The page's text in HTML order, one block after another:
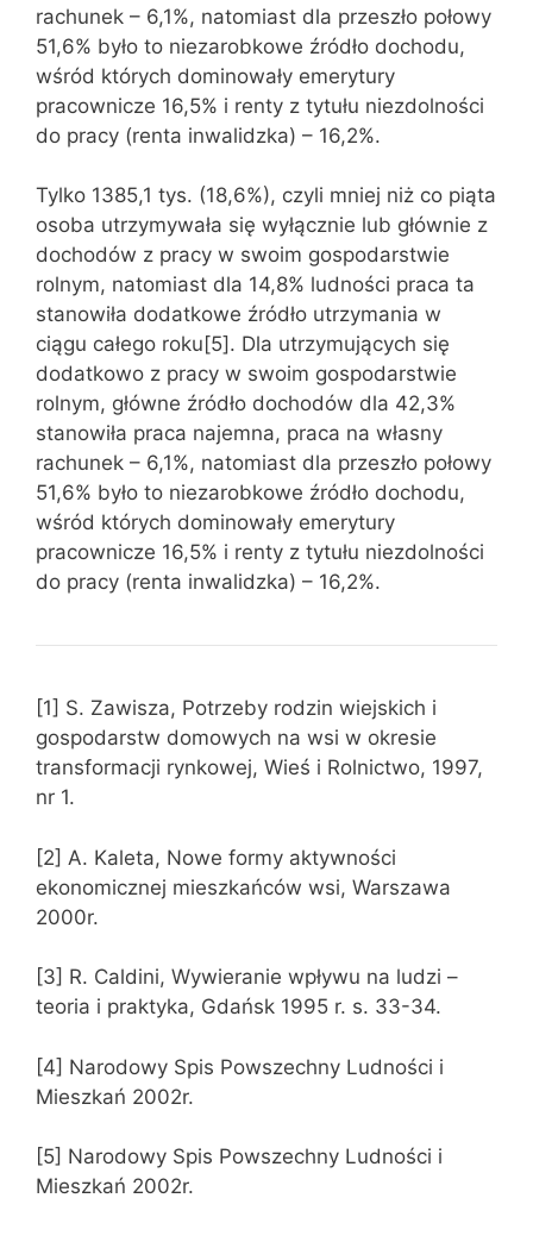
rachunek – 6,1%, natomiast dla przeszło połowy
51,6% było to niezarobkowe źródło dochodu,
wśród których dominowały emerytury
pracownicze 16,5% i renty z tytułu niezdolności
do pracy (renta inwalidzka) – 16,2%.
Tylko 1385,1 tys. (18,6%), czyli mniej niż co piąta
osoba utrzymywała się wyłącznie lub głównie z
dochodów z pracy w swoim gospodarstwie
rolnym, natomiast dla 14,8% ludności praca ta
stanowiła dodatkowe źródło utrzymania w
ciągu całego roku[5]. Dla utrzymujących się
dodatkowo z pracy w swoim gospodarstwie
rolnym, główne źródło dochodów dla 42,3%
stanowiła praca najemna, praca na własny
rachunek – 6,1%, natomiast dla przeszło połowy
51,6% było to niezarobkowe źródło dochodu,
wśród których dominowały emerytury
pracownicze 16,5% i renty z tytułu niezdolności
do pracy (renta inwalidzka) – 16,2%.
[1] S. Zawisza, Potrzeby rodzin wiejskich i
gospodarstw domowych na wsi w okresie
transformacji rynkowej, Wieś i Rolnictwo, 1997,
nr 1.
[2] A. Kaleta, Nowe formy aktywności
ekonomicznej mieszkańców wsi, Warszawa
2000r.
[3] R. Caldini, Wywieranie wpływu na ludzi –
teoria i praktyka, Gdańsk 1995 r. s. 33-34.
[4] Narodowy Spis Powszechny Ludności i
Mieszkań 2002r.
[5] Narodowy Spis Powszechny Ludności i
Mieszkań 2002r.